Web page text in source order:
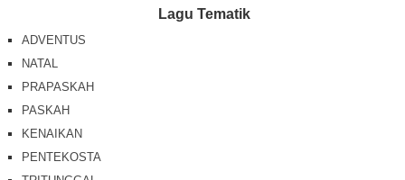
Lagu Tematik
ADVENTUS
NATAL
PRAPASKAH
PASKAH
KENAIKAN
PENTEKOSTA